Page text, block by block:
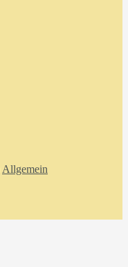
Allgemein